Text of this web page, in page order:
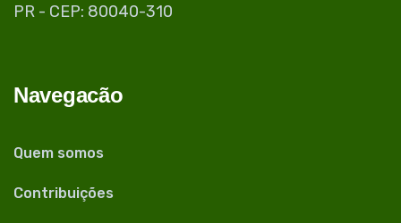
PR - CEP: 80040-310
Navegacão
Quem somos
Contribuições